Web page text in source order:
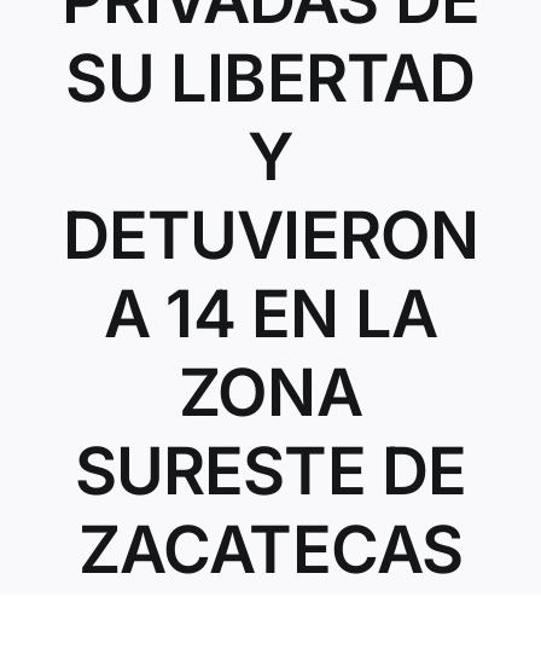
SU LIBERTAD
Y
DETUVIERON
A 14 EN LA
ZONA
SURESTE DE
ZACATECAS